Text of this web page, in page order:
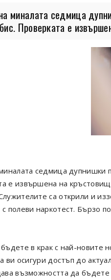
миналата седмица
Проверката е
седмица
е извършена на
са открили и
с полеви наркотест. Бързо
в крак с най-новите
ви осигури достъп до
възможността да